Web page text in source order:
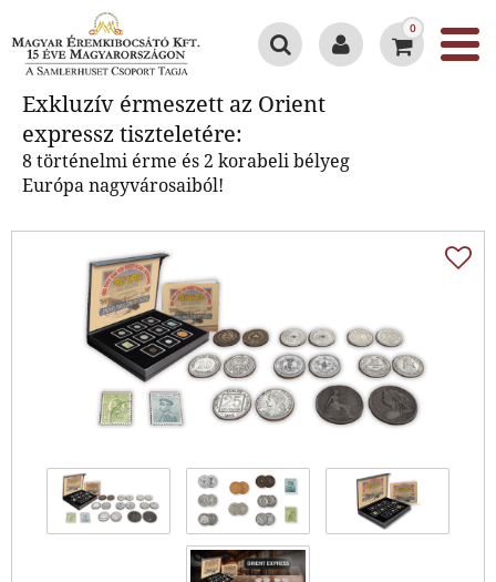
0
Exkluzív érmeszett az Orient
expressz tiszteletére:
8 történelmi érme és 2 korabeli bélyeg
Európa nagyvárosaiból!
Exkluzív érmeszett az Orient
expressz tiszteletére: